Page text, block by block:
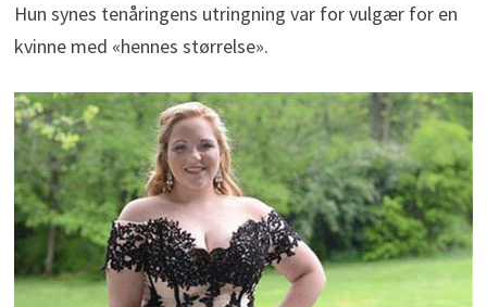
Hun synes tenåringens utringning var for vulgær for en
kvinne med «hennes størrelse».